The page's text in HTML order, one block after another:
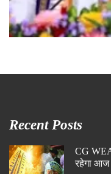
Recent Posts
CG
रहेगा